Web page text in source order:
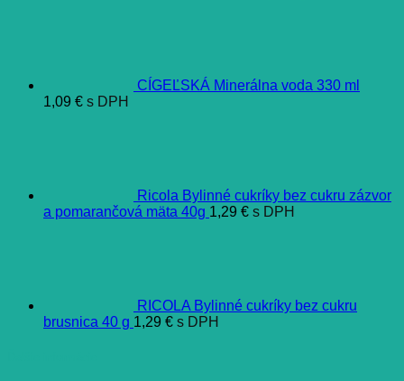
CÍGEĽSKÁ Minerálna voda 330 ml
1,09 € s DPH
Ricola Bylinné cukríky bez cukru zázvor
a pomarančová mäta 40g 1,29 € s DPH
RICOLA Bylinné cukríky bez cukru
brusnica 40 g 1,29 € s DPH